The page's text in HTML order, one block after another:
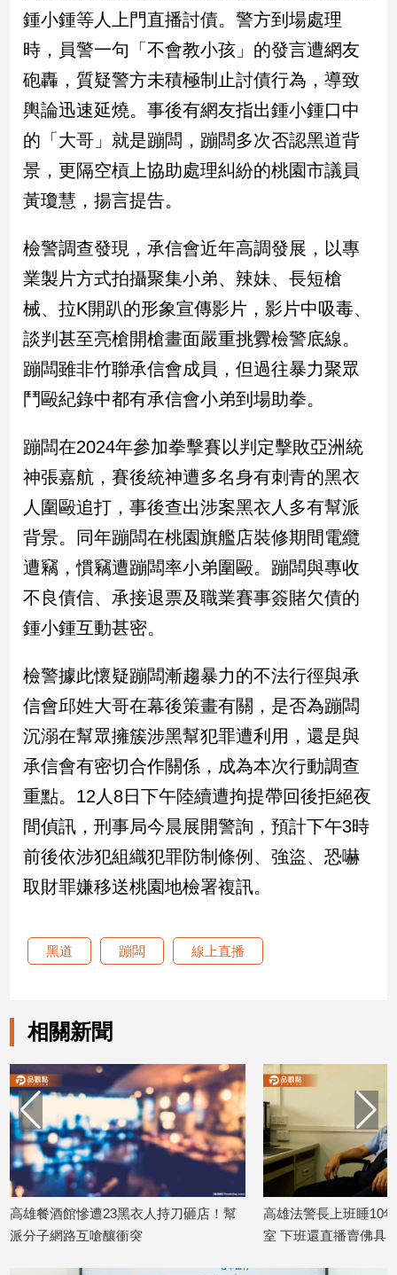
會/
地
方
新
冠
毒
專
區
南
台
灣
觀
點
南
台
觀
點
娛
樂
樂
星
聞
流
行/
時
追
星
生
活
建
室
旅
遊/
食
星
座/
命
理
消
健
鍾小鍾等人上門直播討債。警方到場處理
時，員警一句「不會教小孩」的發言遭網友
砲轟，質疑警方未積極制止討債行為，導致
輿論迅速延燒。事後有網友指出鍾小鍾口中
的「大哥」就是蹦闆，蹦闆多次否認黑道背
景，更隔空槓上協助處理糾紛的桃園市議員
黃瓊慧，揚言提告。
檢警調查發現，承信會近年高調發展，以專
業製片方式拍攝聚集小弟、辣妹、長短槍
械、拉K開趴的形象宣傳影片，影片中吸毒、
談判甚至亮槍開槍畫面嚴重挑釁檢警底線。
蹦闆雖非竹聯承信會成員，但過往暴力聚眾
鬥毆紀錄中都有承信會小弟到場助拳。
蹦闆在2024年參加拳擊賽以判定擊敗亞洲統
神張嘉航，賽後統神遭多名身有刺青的黑衣
人圍毆追打，事後查出涉案黑衣人多有幫派
背景。同年蹦闆在桃園旗艦店裝修期間電纜
遭竊，慣竊遭蹦闆率小弟圍毆。蹦闆與專收
不良債信、承接退票及職業賽事簽賭欠債的
鍾小鍾互動甚密。
檢警據此懷疑蹦闆漸趨暴力的不法行徑與承
信會邱姓大哥在幕後策畫有關，是否為蹦闆
沉溺在幫眾擁簇涉黑幫犯罪遭利用，還是與
承信會有密切合作關係，成為本次行動調查
重點。12人8日下午陸續遭拘提帶回後拒絕夜
間偵訊，刑事局今晨展開警詢，預計下午3時
前後依涉犯組織犯罪防制條例、強盜、恐嚇
取財罪嫌移送桃園地檢署複訊。
黑道 蹦闆 線上直播
相關新聞
慘遭23黑衣人持刀砸店！幫
互嗆釀衝突
高雄法警長上班睡10年！鼾聲充
室 下班還直播賣佛具